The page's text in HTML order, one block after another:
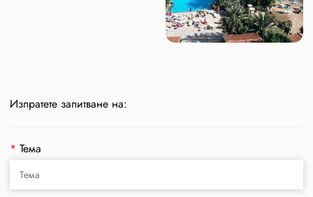
Изпратете запитване на:
* Тема